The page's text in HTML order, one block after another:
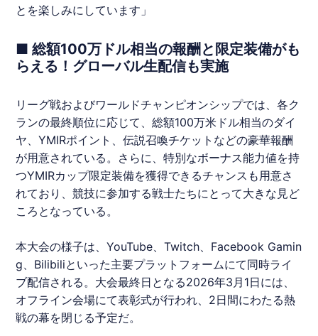
とを楽しみにしています」
■ 総額100万ドル相当の報酬と限定装備がも
らえる！グローバル生配信も実施
リーグ戦およびワールドチャンピオンシップでは、各ク
ランの最終順位に応じて、総額100万米ドル相当のダイ
ヤ、YMIRポイント、伝説召喚チケットなどの豪華報酬
が用意されている。さらに、特別なボーナス能力値を持
つYMIRカップ限定装備を獲得できるチャンスも用意さ
れており、競技に参加する戦士たちにとって大きな見ど
ころとなっている。
本大会の様子は、YouTube、Twitch、Facebook Gamin
g、Bilibiliといった主要プラットフォームにて同時ライ
ブ配信される。大会最終日となる2026年3月1日には、
オフライン会場にて表彰式が行われ、2日間にわたる熱
戦の幕を閉じる予定だ。